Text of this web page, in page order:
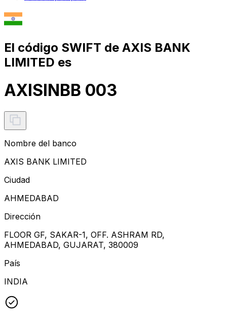
El código SWIFT de AXIS BANK
LIMITED es
AXISINBB 003
Nombre del banco
AXIS BANK LIMITED
Ciudad
AHMEDABAD
Dirección
FLOOR GF, SAKAR-1, OFF. ASHRAM RD,
AHMEDABAD, GUJARAT, 380009
País
INDIA